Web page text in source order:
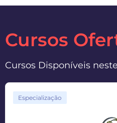
Cursos
Cursos Disponíveis
Especialização